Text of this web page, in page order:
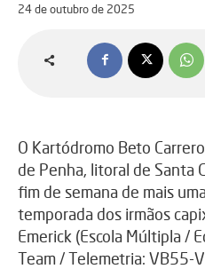
24 de outubro de 2025
O Kartódromo Beto
de Penha, litoral de Santa
fim de semana de mais
temporada dos irmãos
Emerick (Escola Múltipla /
Team / Telemetria: VB55-